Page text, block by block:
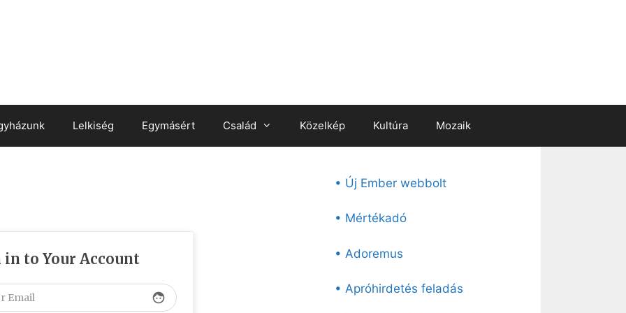
Lelkiség Egymásért Család Közelkép Kultúra Mozaik
in to Your Account
face
• Új Ember webbolt
• Mértékadó
• Adoremus
• Apróhirdetés feladás